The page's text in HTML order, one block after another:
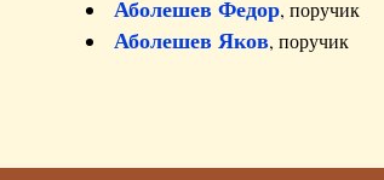
Аболешев Федор,
Аболешев Яков, поручик